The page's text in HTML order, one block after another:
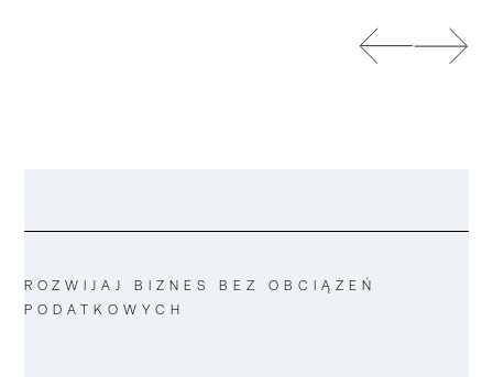
ROZWIJAJ BIZNES BEZ OBCIĄŻEŃ
PODATKOWYCH